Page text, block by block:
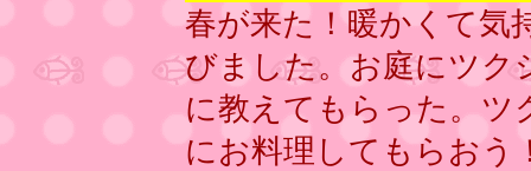
春が来た！暖かくて気
びました。お庭にツク
に教えてもらった。ツ
にお料理してもらおう